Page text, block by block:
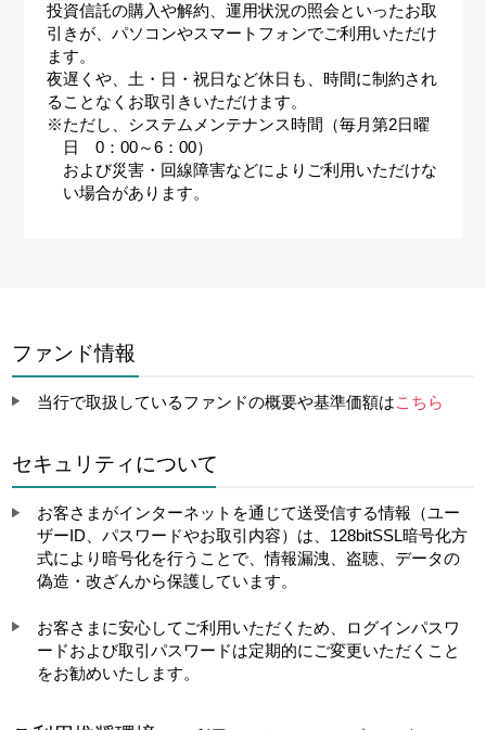
投資信託の購入や解約、運用状況の照会といったお取
引きが、パソコンやスマートフォンでご利用いただけ
ます。
夜遅くや、土・日・祝日など休日も、時間に制約され
ることなくお取引きいただけます。
※ただし、システムメンテナンス時間（毎月第2日曜
日 0：00～6：00）
および災害・回線障害などによりご利用いただけな
い場合があります。
ファンド情報
当行で取扱しているファンドの概要や基準価額はこちら
セキュリティについて
お客さまがインターネットを通じて送受信する情報（ユー
ザーID、パスワードやお取引内容）は、128bitSSL暗号化方
式により暗号化を行うことで、情報漏洩、盗聴、データの
偽造・改ざんから保護しています。
お客さまに安心してご利用いただくため、ログインパスワ
ードおよび取引パスワードは定期的にご変更いただくこと
をお勧めいたします。